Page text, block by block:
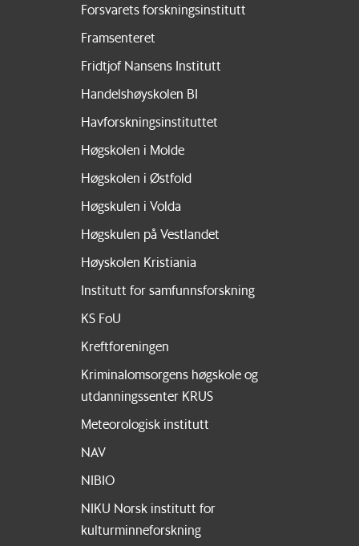
Forsvarets forskningsinstitutt
Framsenteret
Fridtjof Nansens Institutt
Handelshøyskolen BI
Havforskningsinstituttet
Høgskolen i Molde
Høgskolen i Østfold
Høgskulen i Volda
Høgskulen på Vestlandet
Høyskolen Kristiania
Institutt for samfunnsforskning
KS FoU
Kreftforeningen
Kriminalomsorgens høgskole og
utdanningssenter KRUS
Meteorologisk institutt
NAV
NIBIO
NIKU Norsk institutt for
kulturminneforskning